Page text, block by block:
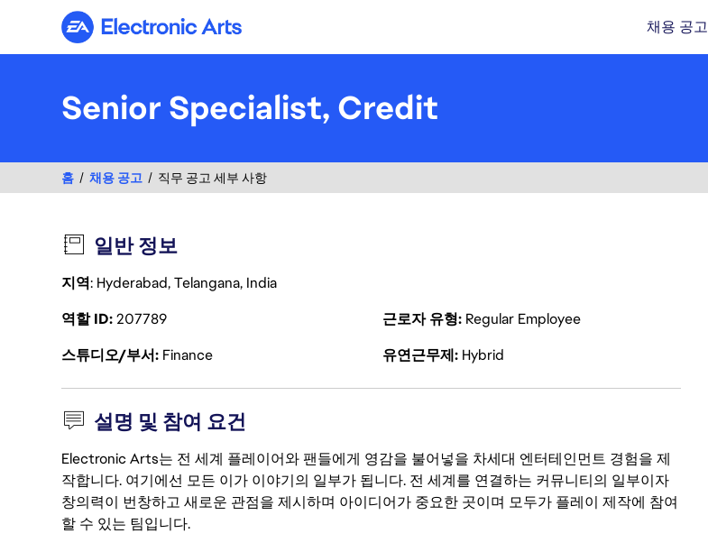
Electronic Arts 채용 공고
Senior Specialist, Credit
홈 채용 공고 직무 공고 세부 사항
일반 정보
지역: Hyderabad, Telangana, India
역할 ID207789 근로자 유형 Regular Employee
스튜디오/부서 Finance 유연근무제 Hybrid
설명 및 참여 요건
Electronic Arts는 전 세계 플레이어와 팬들에게 영감을 불어넣을 차세대 엔터테인먼트 경험을 제
작합니다. 여기에선 모든 이가 이야기의 일부가 됩니다. 전 세계를 연결하는 커뮤니티의 일부이자
창의력이 번창하고 새로운 관점을 제시하며 아이디어가 중요한 곳이며 모두가 플레이 제작에 참여
할 수 있는 팀입니다.